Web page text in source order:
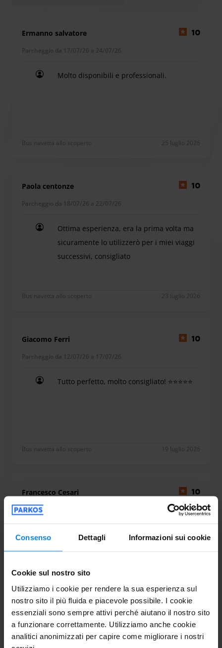
Consenso Dettagli Informazioni sui cookie
Cookie sul nostro sito
Utilizziamo i cookie per rendere la sua esperienza sul
nostro sito il più fluida e piacevole possibile. I cookie
essenziali sono sempre attivi perché aiutano il nostro sito
a funzionare correttamente. Utilizziamo anche cookie
analitici anonimizzati per capire come migliorare i nostri
e distributori di cibo e bevande calde. Gli operatori del
parcheggio vi aiuteranno con i bagagli per poi
Modauto effettua il servizio di lavaggio auto (prenotabile
Ermanno salvatore 10
Parcheggio da 17/07/26 a 24/07/26
Molto disponibili e professionali.
Bus navetta allo scoperto 25 luglio 2026
Paola centonze 10
Parcheggio da 18/07/26 a 22/07/26
Ottima esperienza, era la prima volta ma
sicuramente lo utilizzerò per i miei viaggi
successivi, consigliato
Bus navetta allo scoperto 23 luglio 2026
Giacomo Ferri 10
Parcheggio da 12/07/26 a 17/07/26
Tutto perfetto, molto consigliato! ⭐⭐⭐⭐⭐
Bus navetta allo scoperto 19 luglio 2026
Francesco Cesari 10
Parcheggio da 02/07/26 a 09/07/26
Parcheggio su area asfaltata, non poco
ritrovare la macchina pulita al rientro.
arrivati in piena notte ci è stata data la
possibilità di aspettare in auto prima del
trasferimento in aeroporto alle 4 del
mattino. Disponibili per ogni nostra
esigenza